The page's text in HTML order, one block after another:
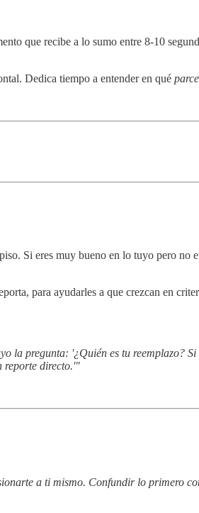
que recibe a lo sumo entre 8-10
Dedica tiempo a entender en qué
Si eres muy bueno en lo tuyo pero no
para ayudarles a que crezcan en
la pregunta: '¿Quién es tu reemplazo?
reporte directo.'"
a ti mismo. Confundir lo primero